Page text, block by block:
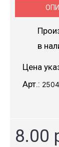
в
Цена
Арт.:
8.00